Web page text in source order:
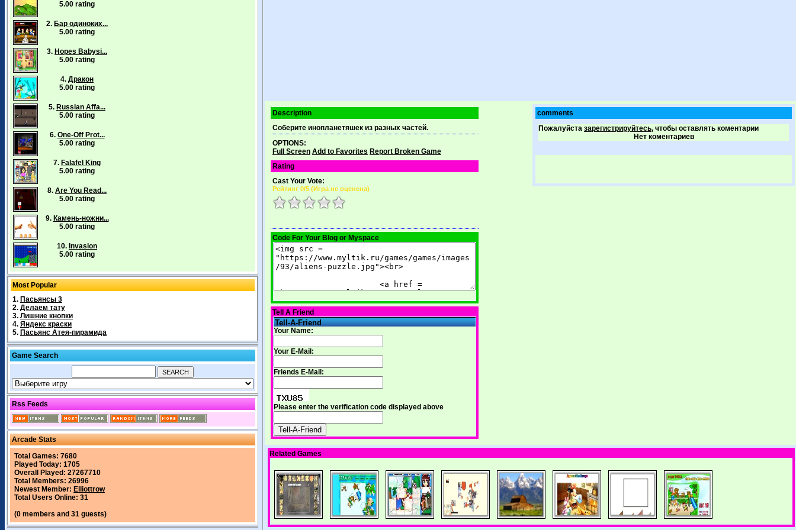
5.00 rating
2. Бар одиноких...
5.00 rating
3. Hopes Babysi...
5.00 rating
4. Дракон
5.00 rating
5. Russian Affa...
5.00 rating
6. One-Off Prot...
5.00 rating
7. Falafel King
5.00 rating
8. Are You Read...
5.00 rating
9. Камень-ножни...
5.00 rating
10. Invasion
5.00 rating
Most Popular
1. Пасьянсы 3
2. Делаем тату
3. Лишние кнопки
4. Яндекс краски
5. Пасьянс Атея-пирамида
Game Search
Rss Feeds
Arcade Stats
Total Games: 7680
Played Today: 1705
Overall Played: 27267710
Total Members: 26996
Newest Member: Elliottrow
Total Users Online: 31
(0 members and 31 guests)
Description
Соберите инопланетяшек из разных частей.
OPTIONS:
Full Screen Add to Favorites Report Broken Game
Rating
Cast Your Vote:
Рейтинг 0/5 (Игра не оценена)
Code For Your Blog or Myspace
Tell A Friend
Tell-A-Friend
Your Name:
Your E-Mail:
Friends E-Mail:
Please enter the verification code displayed above
comments
Пожалуйста зарегистрируйтесь, чтобы оставлять коментарии
Нет коментариев
Related Games